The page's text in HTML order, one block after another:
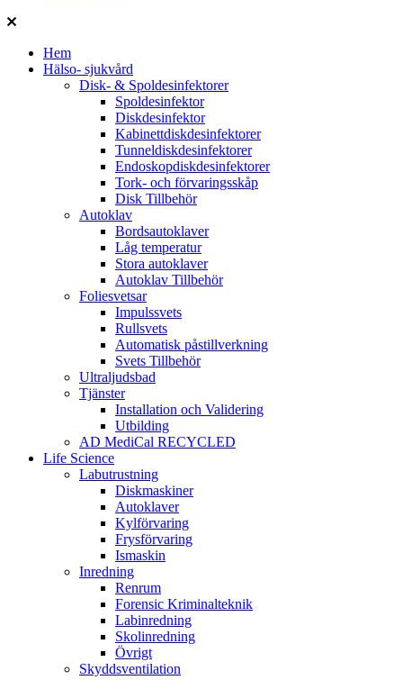
Hem
Hälso- sjukvård
Disk- & Spoldesinfektorer
Spoldesinfektor
Diskdesinfektor
Kabinettdiskdesinfektorer
Tunneldiskdesinfektorer
Endoskopdiskdesinfektorer
Tork- och förvaringsskåp
Disk Tillbehör
Autoklav
Bordsautoklaver
Låg temperatur
Stora autoklaver
Autoklav Tillbehör
Foliesvetsar
Impulssvets
Rullsvets
Automatisk påstillverkning
Svets Tillbehör
Ultraljudsbad
Tjänster
Installation och Validering
Utbilding
AD MediCal RECYCLED
Life Science
Labutrustning
Diskmaskiner
Autoklaver
Kylförvaring
Frysförvaring
Ismaskin
Inredning
Renrum
Forensic Kriminalteknik
Labinredning
Skolinredning
Övrigt
Skyddsventilation